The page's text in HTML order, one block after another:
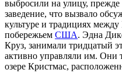
выбросили на улицу,
заведение, что вызвало
культуре и традициях
побережьем США. Эдна
Круз, занимали тридцатый
активно управляли им. Они
озере Кристмас,